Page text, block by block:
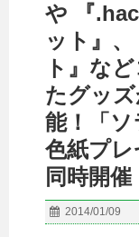
や 『
ット』
ト』な
たグッ
能！「ソ
色紙プ
同時開催
2014/01/09